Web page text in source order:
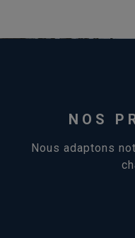
NOS
Nous adaptons